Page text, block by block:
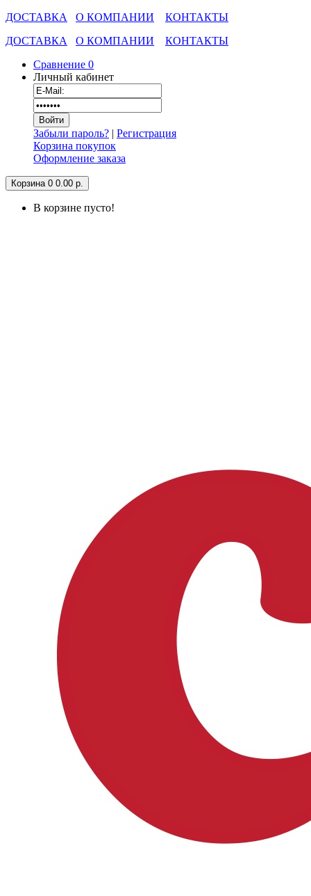
ДОСТАВКА О КОМПАНИИ
КОНТАКТЫ
ДОСТАВКА
О КОМПАНИИ
КОНТАКТЫ
Сравнение 0
Личный кабинет
Забыли пароль? | Регистрация
Корзина покупок
Оформление заказа
Корзина 0 0.00 р.
В корзине пусто!